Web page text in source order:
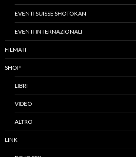
EVENTI SUISSE SHOTOKAN
EVENTI INTERNAZIONALI
FILMATI
SHOP
LIBRI
VIDEO
ALTRO
LINK